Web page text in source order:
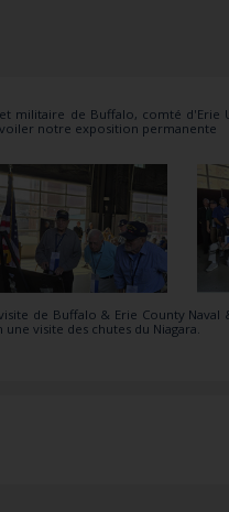
militaire de Buffalo, comté d'Erie
notre exposition permanente
de Buffalo & Erie County Naval
visite des chutes du Niagara.